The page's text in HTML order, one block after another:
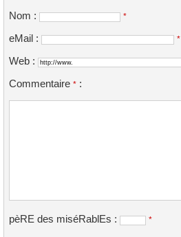
Nom : *
eMail : *
Web :
Commentaire * :
pèRE des miséRablEs : *